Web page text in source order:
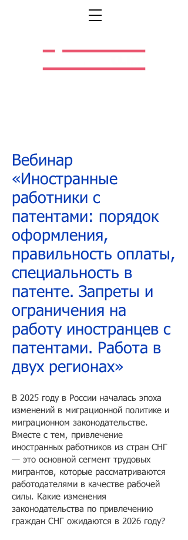
Вебинар
«Иностранные
работники с
патентами: порядок
оформления,
правильность оплаты,
специальность в
патенте. Запреты и
ограничения на
работу иностранцев с
патентами. Работа в
двух регионах»
В 2025 году в России началась эпоха
изменений в миграционной политике и
миграционном законодательстве.
Вместе с тем, привлечение
иностранных работников из стран СНГ
— это основной сегмент трудовых
мигрантов, которые рассматриваются
работодателями в качестве рабочей
силы. Какие изменения
законодательства по привлечению
граждан СНГ ожидаются в 2026 году?